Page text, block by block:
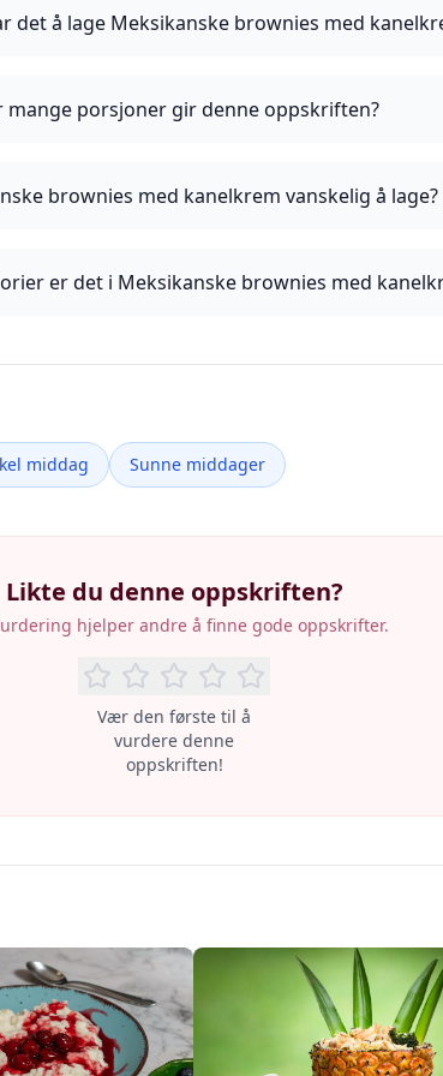
det å lage Meksikanske brownies med
mange porsjoner gir denne oppskriften?
brownies med kanelkrem vanskelig å lage?
er det i Meksikanske brownies med
middag Sunne middager
Likte du denne oppskriften?
hjelper andre å finne gode oppskrifter.
Vær den første til å
vurdere denne
oppskriften!